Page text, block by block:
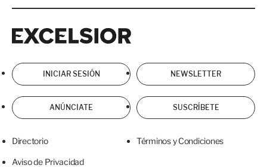
INICIAR SESIÓN NEWSLETTER
ANÚNCIATE SUSCRÍBETE
Directorio Términos y Condiciones
Aviso de Privacidad